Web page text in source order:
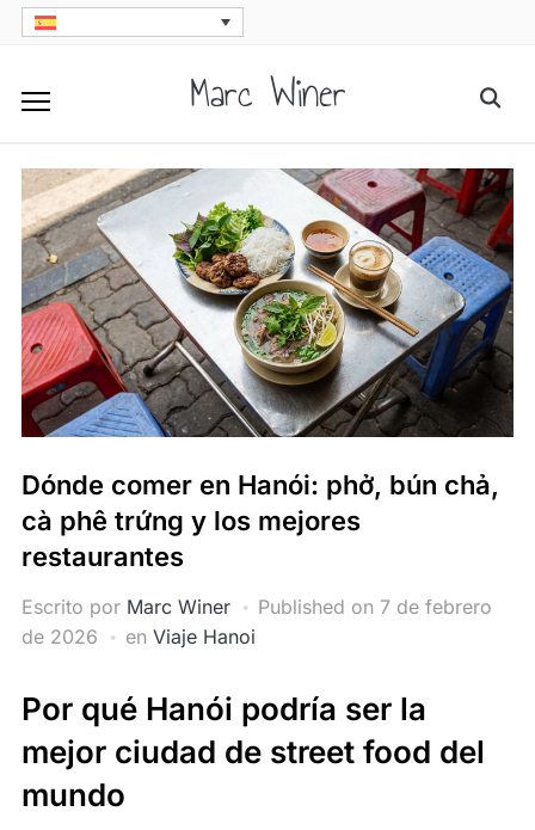
Skip
content
Marc Winer
Dónde comer en Hanói: phở, bún chả,
cà phê trứng y los mejores
restaurantes
Escrito por Marc Winer Published on 7 de febrero
de 2026
en Viaje Hanoi
Por qué Hanói podría ser la
mejor ciudad de street food del
mundo